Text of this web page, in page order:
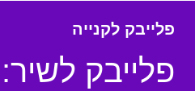
פלייבק לקנייה